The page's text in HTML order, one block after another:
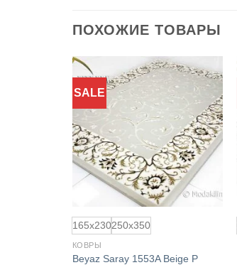
ПОХОЖИЕ ТОВАРЫ
SALE
Добавить
избранное
165x230250x350
КОВРЫ
Beyaz Saray 1553A Beige P